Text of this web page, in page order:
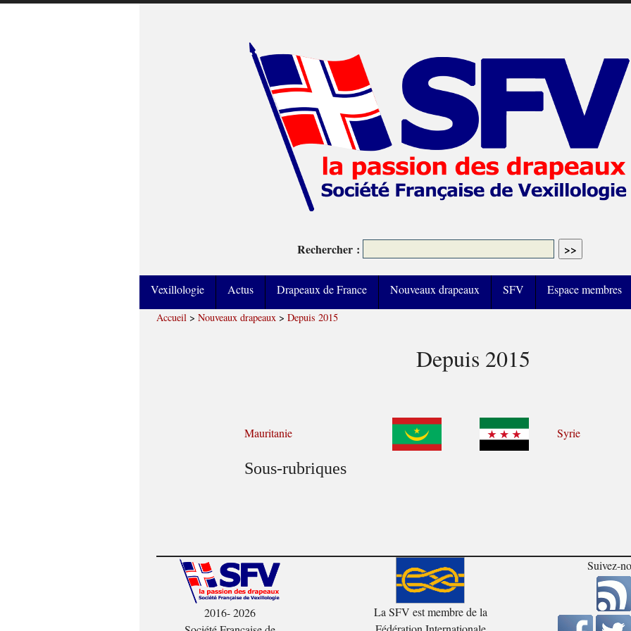
Rechercher :
Vexillologie Actus Drapeaux de France Nouveaux drapeaux SFV Espace membres
Accueil > Nouveaux drapeaux > Depuis 2015
Depuis 2015
Mauritanie Syrie
Sous-rubriques
2016- 2026
La SFV est membre de la
Suivez-